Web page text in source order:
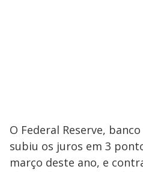
O Federal Reserve,
subiu os juros em 3
março deste ano, e